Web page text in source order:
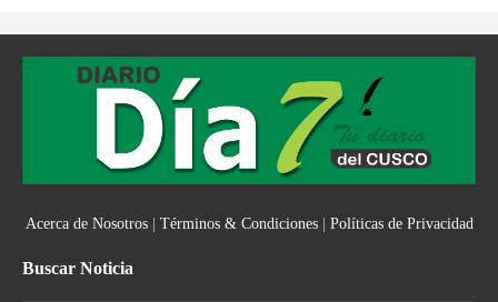
Acerca de Nosotros| Términos & Condiciones| Políticas de Privacidad
Buscar Noticia